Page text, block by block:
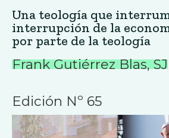
Una teología que
interrupción de la
por parte de la teología
Frank Gutiérrez Blas, SJ
Edición Nº 65